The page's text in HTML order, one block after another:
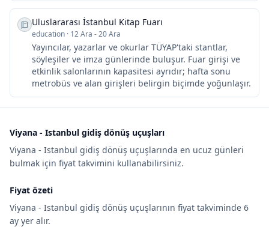
Uluslararası İstanbul Kitap Fuarı
education · 12 Ara - 20 Ara
Yayıncılar, yazarlar ve okurlar TÜYAP'taki stantlar,
söyleşiler ve imza günlerinde buluşur. Fuar girişi ve
etkinlik salonlarının kapasitesi ayrıdır; hafta sonu
metrobüs ve alan girişleri belirgin biçimde yoğunlaşır.
Viyana - Istanbul gidiş dönüş uçuşları
Viyana - Istanbul gidiş dönüş uçuşlarında en ucuz günleri
bulmak için fiyat takvimini kullanabilirsiniz.
Fiyat özeti
Viyana - Istanbul gidiş dönüş uçuşlarının fiyat takviminde 6
ay yer alır.